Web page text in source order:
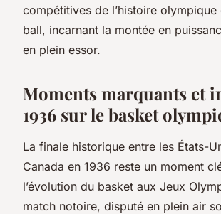
compétitives de l’histoire
ball, incarnant la montée en
en plein essor.
Moments marquants et
1936 sur le basket
La finale historique entre les États-
Canada en 1936 reste un moment
l’évolution du basket aux Jeux
match notoire, disputé en plein air